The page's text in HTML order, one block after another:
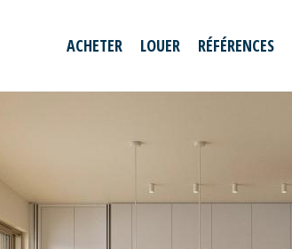
ACHETER LOUER RÉFÉRENCES